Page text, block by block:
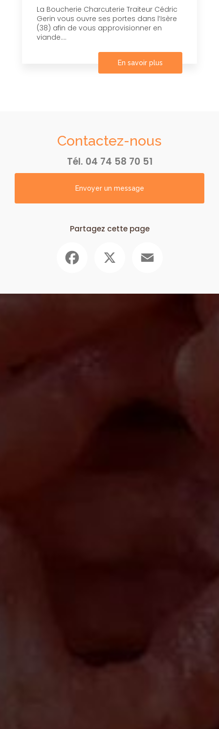
La Boucherie Charcuterie Traiteur Cédric
Gerin vous ouvre ses portes dans l’Isère
(38) afin de vous approvisionner en
viande....
En savoir plus
Contactez-nous
Tél. 04 74 58 70 51
Envoyer un message
Partagez cette page